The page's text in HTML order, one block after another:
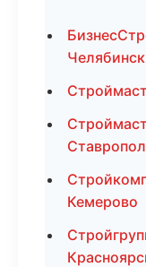
Челябинск
Кемерово